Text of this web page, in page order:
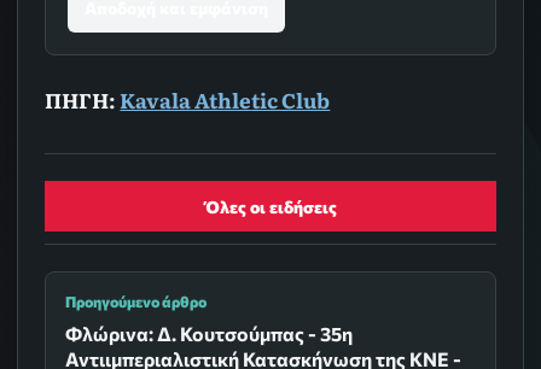
ΠΗΓΗ:Kavala Athletic Club
Όλες οι ειδήσεις
Προηγούμενο άρθρο
Φλώρινα: Δ. Κουτσούμπας - 35η
Αντιιμπεριαλιστική Κατασκήνωση της ΚΝΕ -